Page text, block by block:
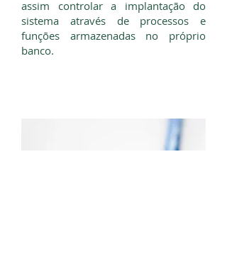
assim controlar a implantação do
sistema através de processos e
funções armazenadas no próprio
banco.